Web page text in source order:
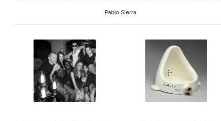
Pablo Sierra